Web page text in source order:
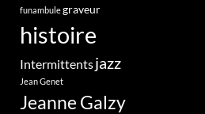
funambulegraveur
histoire
Intermittentsjazz
Jean Genet
Jeanne Galzy